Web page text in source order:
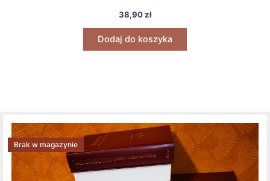
38,90zł
Dodaj do koszyka
Brak w magazynie